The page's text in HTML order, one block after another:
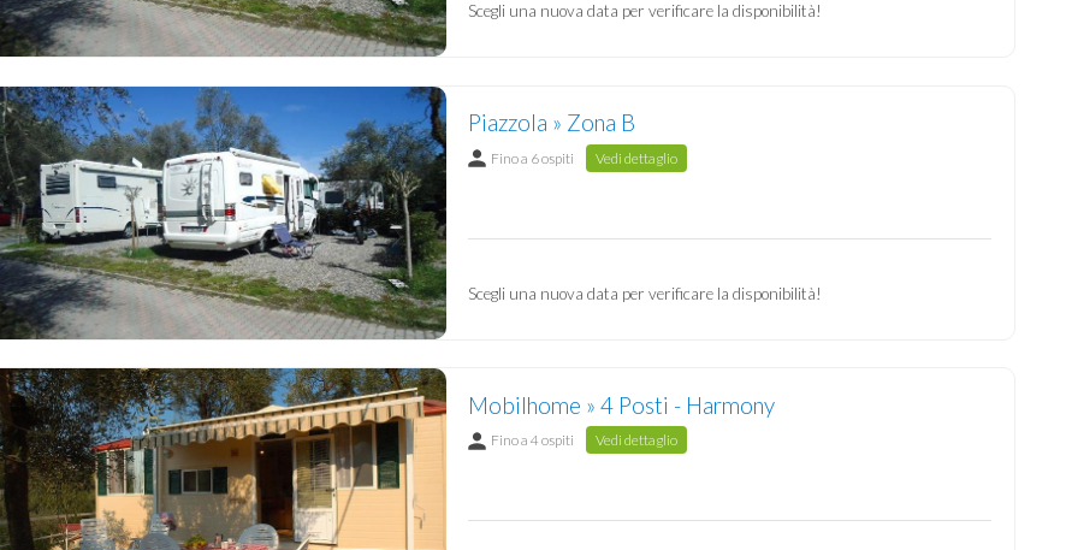
Scegli una nuova data per verificare la disponibilità!
Piazzola » Zona B
Fino a 6 ospiti Vedi dettaglio
Scegli una nuova data per verificare la disponibilità!
Mobilhome » 4 Posti - Harmony
Fino a 4 ospiti Vedi dettaglio